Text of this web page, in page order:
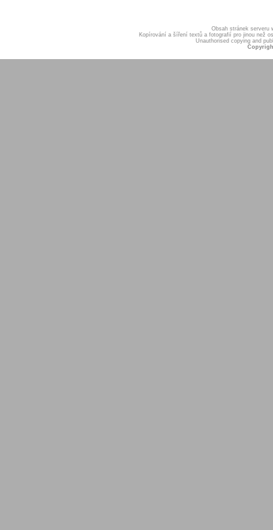
Obsah stránek serveru
Kopírování a šíření textů a fotografií pro jinou než
Unauthorised copying and